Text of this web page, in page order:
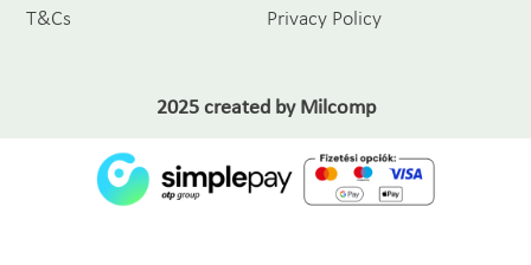
T&Cs
Privacy Policy
2025 created by Milcomp